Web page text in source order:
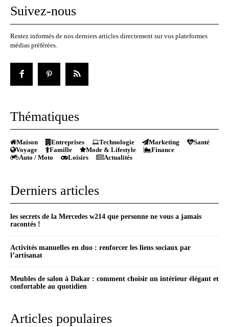
Suivez-nous
Restez informés de nos derniers articles directement sur vos plateformes
médias préférées.
Thématiques
Maison Entreprises Technologie Marketing
Santé
Voyage
Famille Mode & Lifestyle
Finance
Auto / Moto
Loisirs Actualités
Derniers articles
les secrets de la Mercedes w214 que personne ne vous a jamais
racontés !
Activités manuelles en duo : renforcer les liens sociaux par
l’artisanat
Meubles de salon à Dakar : comment choisir un intérieur élégant et
confortable au quotidien
Articles populaires